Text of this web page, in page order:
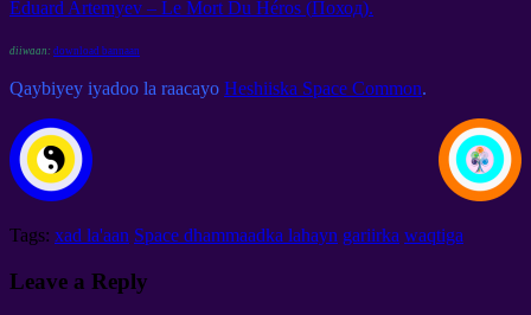
Eduard Artemyev – Le Mort Du Héros (Поход).
diiwaan: download bannaan
Qaybiyey iyadoo la raacayo Heshiiska Space Common.
Tags: xad la'aan Space dhammaadka lahayn gariirka waqtiga
Leave a Reply